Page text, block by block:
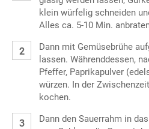
klein würfelig schneiden
Alles ca. 5-10 Min.
Dann mit Gemüsebrühe
lassen. Währenddessen,
Pfeffer, Paprikapulver
würzen. In der
kochen.
Dann den Sauerrahm in